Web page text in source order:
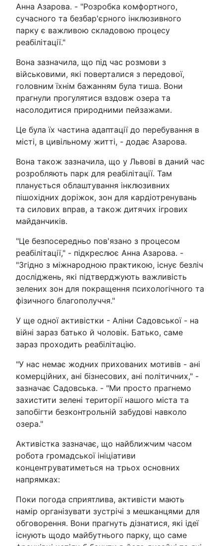
Анна Азарова. - "Розробка комфортного,
сучасного та безбар'єрного інклюзивного
парку є важливою складовою процесу
реабілітації."
Вона зазначила, що під час розмови з
військовими, які поверталися з передової,
головним їхнім бажанням була тиша. Вони
прагнули прогулятися вздовж озера та
насолодитися природними пейзажами.
Це була їх частина адаптації до перебування в
місті, в цивільному житті, - додає Азарова.
Вона також зазначила, що у Львові в даний час
розробляють парк для реабілітації. Там
планується облаштування інклюзивних
пішохідних доріжок, зон для кардіотренувань
та силових вправ, а також дитячих ігрових
майданчиків.
"Це безпосередньо пов'язано з процесом
реабілітації," - підкреслює Анна Азарова. -
"Згідно з міжнародною практикою, існує безліч
досліджень, які підтверджують важливість
зелених зон для покращення психологічного та
фізичного благополуччя."
У ще одної активістки - Аліни Садовської - на
війні зараз батько й чоловік. Батько, саме
зараз проходить реабілітацію.
"У нас немає жодних прихованих мотивів - ані
комерційних, ані бізнесових, ані політичних," -
зазначає Садовська. - "Ми просто прагнемо
захистити зелені території нашого міста та
запобігти безконтрольній забудові навколо
озера."
Активістка зазначає, що найближчим часом
робота громадської ініціативи
концентруватиметься на трьох основних
напрямках:
Поки погода сприятлива, активісти мають
намір організувати зустрічі з мешканцями для
обговорення. Вони прагнуть дізнатися, які ідеї
існують щодо майбутнього парку, що саме